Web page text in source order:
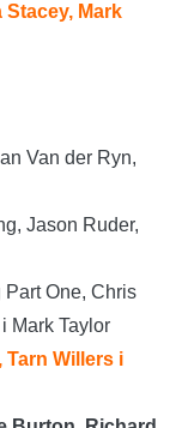
Mark
Van der Ryn,
Jason Ruder,
One, Chris
Mark Taylor
Willers i